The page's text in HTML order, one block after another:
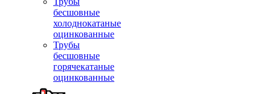
бесшовные
холоднокатаные
оцинкованные
Трубы
бесшовные
горячекатаные
оцинкованные